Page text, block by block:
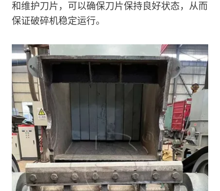
和维护刀片，可以确保刀片保持良好状态，从而
保证破碎机稳定运行。